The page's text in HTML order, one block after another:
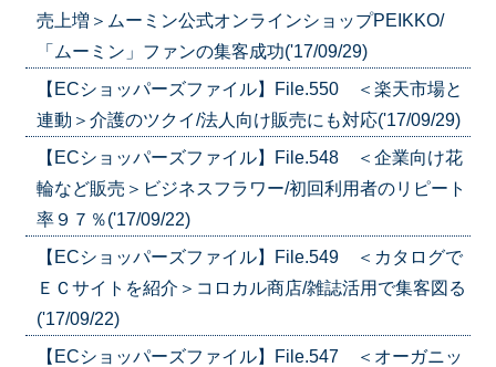
売上増＞ムーミン公式オンラインショップPEIKKO/
「ムーミン」ファンの集客成功('17/09/29)
【ECショッパーズファイル】File.550 ＜楽天市場と
連動＞介護のツクイ/法人向け販売にも対応('17/09/29)
【ECショッパーズファイル】File.548 ＜企業向け花
輪など販売＞ビジネスフラワー/初回利用者のリピート
率９７％('17/09/22)
【ECショッパーズファイル】File.549 ＜カタログで
ＥＣサイトを紹介＞コロカル商店/雑誌活用で集客図る
('17/09/22)
【ECショッパーズファイル】File.547 ＜オーガニッ